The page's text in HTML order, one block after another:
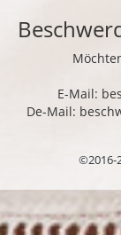
E-Mail:
De-Mail:
©2016-